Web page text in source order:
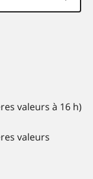
valeurs à 16 h)
valeurs